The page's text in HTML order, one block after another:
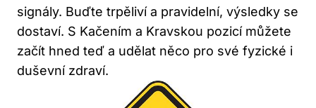
signály. Buďte trpěliví⁤ a pravidelní,⁤ výsledky se
dostaví.⁤ S Kačením a Kravskou⁤ pozicí můžete
začít⁤ hned teď a udělat‍ něco pro⁤ své fyzické i
duševní zdraví.